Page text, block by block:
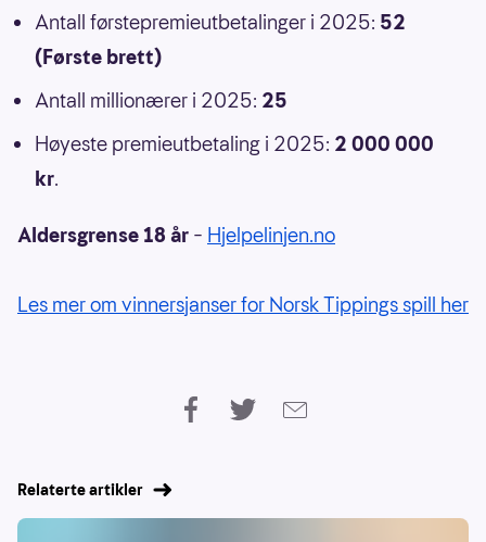
Antall førstepremieutbetalinger i 2025: 52
(Første brett)
Antall millionærer i 2025: 25
Høyeste premieutbetaling i 2025: 2 000 000
kr.
Aldersgrense 18 år – Hjelpelinjen.no
Les mer om vinnersjanser for Norsk Tippings spill her
Relaterte artikler